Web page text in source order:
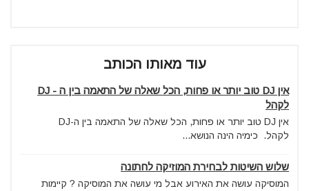
עוד מאותו הכותב
אין DJ טוב יותר או פחות, הכל שאלה של התאמה בין ה - DJ
לקהל
אין DJ טוב יותר או פחות, הכל שאלה של התאמה בין ה-DJ
לקהל. כימיה הינה הנושא...
שלוש השיטות לבחירת המוזיקה לחתונה
המוסיקה עושה את האירוע אבל מי עושה את המוסיקה ? קיימות